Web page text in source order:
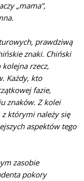
„mama”,
prawdziwą
znaki. Chiński
rzecz,
Każdy, kto
fazie,
znaków. Z kolei
którymi należy się
aspektów tego
zasobie
pokory